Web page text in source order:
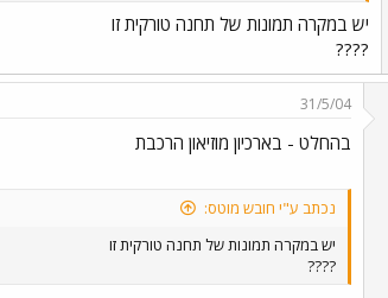
יש במקרה תמונות של תחנה טורקית זו
????
31/5/04
בהחלט - בארכיון מוזיאון הרכבת
נכתב ע"י חובש מוטס:
יש במקרה תמונות של תחנה טורקית זו
????